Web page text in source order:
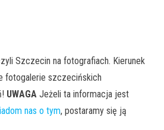
Szczecin na fotografiach. Kierunek
fotogalerie szczecińskich
UWAGA Jeżeli ta informacja jest
nas o tym, postaramy się ją